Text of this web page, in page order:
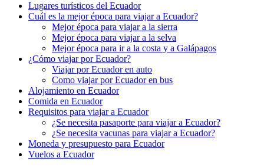
Lugares turísticos del Ecuador
Cuál es la mejor época para viajar a Ecuador?
Mejor época para viajar a la sierra
Mejor época para viajar a la selva
Mejor época para ir a la costa y a Galápagos
¿Cómo viajar por Ecuador?
Viajar por Ecuador en auto
Como viajar por Ecuador en bus
Alojamiento en Ecuador
Comida en Ecuador
Requisitos para viajar a Ecuador
¿Se necesita pasaporte para viajar a Ecuador?
¿Se necesita vacunas para viajar a Ecuador?
Moneda y presupuesto para Ecuador
Vuelos a Ecuador